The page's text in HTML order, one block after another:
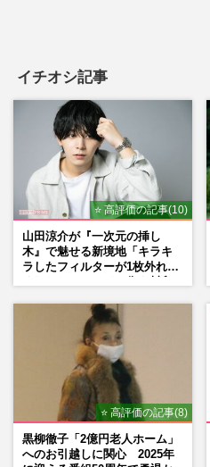
イチオシ記事
⭐ 高評価の記事(10)
山田涼介が『一次元の挿し
木』で魅せる新境地「キラキ
ラしたフィルターが1枚外れて
⭐ 高評価の記事(8)
黒柳徹子「2億円老人ホーム」
へのお引越しに関心 2025年